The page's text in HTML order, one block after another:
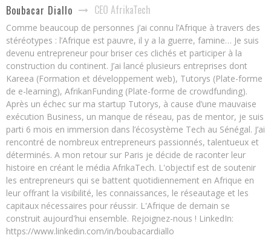
Boubacar Diallo CEO AfrikaTech
Comme beaucoup de personnes j’ai connu l’Afrique à travers des
stéréotypes : l’Afrique est pauvre, il y a la guerre, famine… Je suis
devenu entrepreneur pour briser ces clichés et participer à la
construction du continent. J’ai lancé plusieurs entreprises dont
Kareea (Formation et développement web), Tutorys (Plate-forme
de e-learning), AfrikanFunding (Plate-forme de crowdfunding).
Après un échec sur ma startup Tutorys, à cause d’une mauvaise
exécution Business, un manque de réseau, pas de mentor, je suis
parti 6 mois en immersion dans l’écosystème Tech au Sénégal. J’ai
rencontré de nombreux entrepreneurs passionnés, talentueux et
déterminés. A mon retour sur Paris je décide de raconter leur
histoire en créant le média AfrikaTech. L'objectif est de soutenir
les entrepreneurs qui se battent quotidiennement en Afrique en
leur offrant la visibilité, les connaissances, le réseautage et les
capitaux nécessaires pour réussir. L'Afrique de demain se
construit aujourd'hui ensemble. Rejoignez-nous ! LinkedIn:
https://www.linkedin.com/in/boubacardiallo